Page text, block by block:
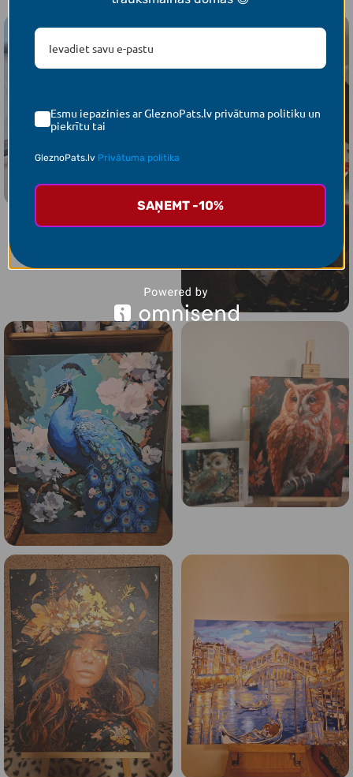
Esmu iepazinies ar GleznoPats.lv privātuma politiku un
piekrītu tai
GleznoPats.lv Privātuma politika
SAŅEMT -10%